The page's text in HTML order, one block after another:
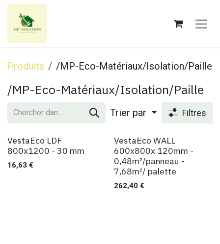
Se rendre au contenu
Produits /MP-Eco-Matériaux/Isolation/Paille
/MP-Eco-Matériaux/Isolation/Paille
Trier par Filtres
VestaEco LDF
800x1200 - 30 mm
16,63 €
VestaEco WALL
600x800x 120mm -
0,48m²/panneau -
7,68m²/ palette
262,40€